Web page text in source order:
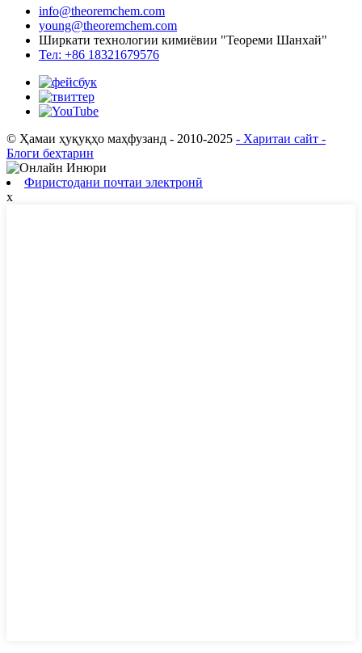
info@theoremchem.com
young@theoremchem.com
Ширкати технологии кимиёвии "Теореми Шанхай"
Тел: +86 18321679576
© Ҳамаи ҳуқуқҳо маҳфузанд - 2010-2025 - Харитаи сайт -
Блоги беҳтарин
Фиристодани почтаи электронӣ
х